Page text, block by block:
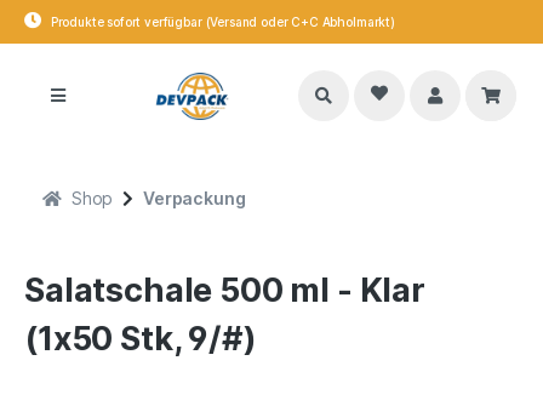
Produkte sofort verfügbar (Versand oder C+C Abholmarkt)
Shop Verpackung
Salatschale 500 ml - Klar
(1x50 Stk, 9/#)